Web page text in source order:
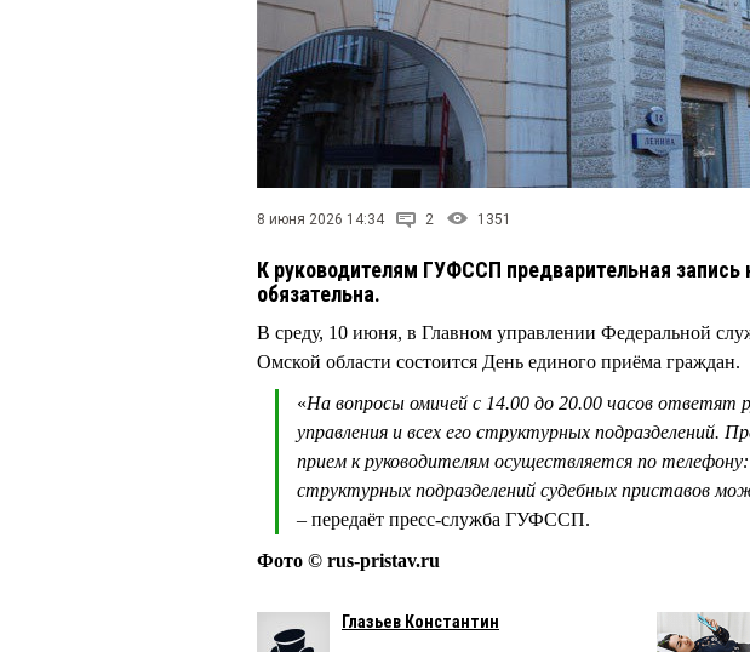
8 июня 2026 14:34 2 1351
К руководителям ГУФССП предварительная запись
обязательна.
В среду, 10 июня, в Главном управлении Федеральной
Омской области состоится День единого приёма граждан.
«На вопросы омичей с 14.00 до 20.00 часов ответят
управления и всех его структурных подразделений.
прием к руководителям осуществляется по
структурных подразделений судебных приставов
– передаёт пресс-служба ГУФССП.
Фото © rus-pristav.ru
Глазьев Константин